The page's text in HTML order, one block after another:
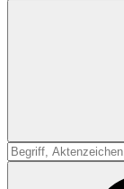
Suche